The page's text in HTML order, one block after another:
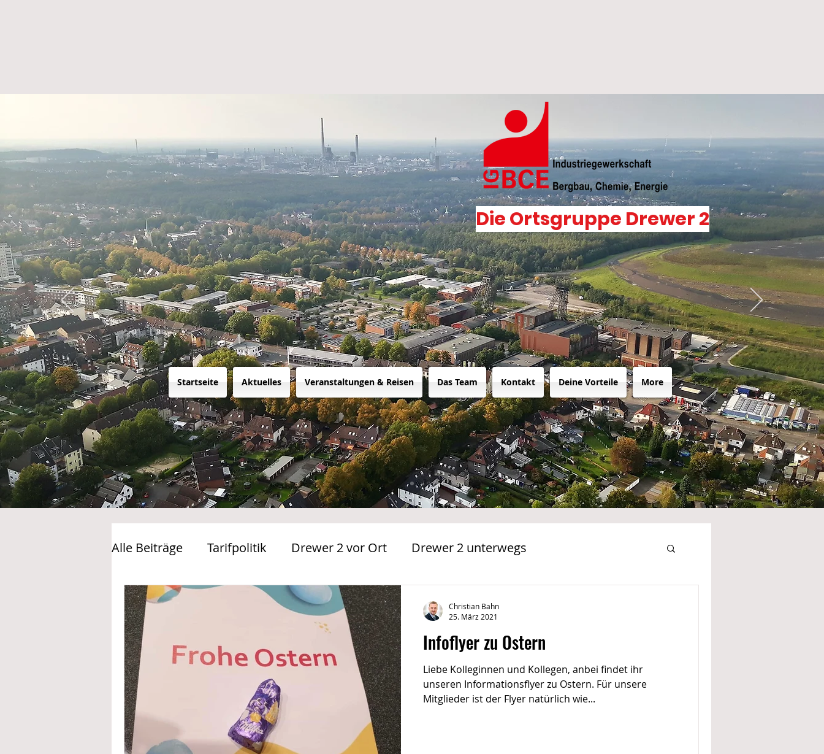
Alle Beiträge Tarifpolitik Drewer 2 vor Ort Drewer 2 unterwegs
Deine Vorteile @ IGBCE Bildung @ Drewer 2
Aktivitäten 2019 @ Drewer 2 Feste @ Drewer 2 Jubilarfeier @ Drewer 2
Aktivitäten 2020 @Drewer 2
Infoflyer zu Ostern
Liebe Kolleginnen und Kollegen, anbei findet ihr
unseren Informationsflyer zu Ostern. Für unsere
Mitglieder ist der Flyer natürlich wie...
Christian Bahn
25. März 2021
Die Ortsgruppe Drewer 2
Startseite Aktuelles Veranstaltungen & Reisen Das Team Kontakt Deine Vorteile More